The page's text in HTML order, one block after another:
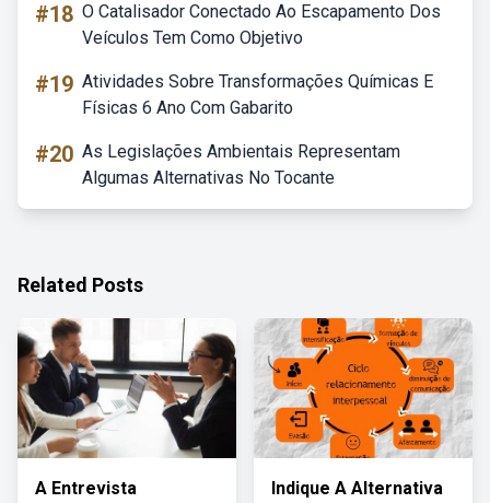
#18 O Catalisador Conectado Ao Escapamento Dos
Veículos Tem Como Objetivo
#19 Atividades Sobre Transformações Químicas E
Físicas 6 Ano Com Gabarito
#20 As Legislações Ambientais Representam
Algumas Alternativas No Tocante
Related Posts
A Entrevista
Indique A Alternativa